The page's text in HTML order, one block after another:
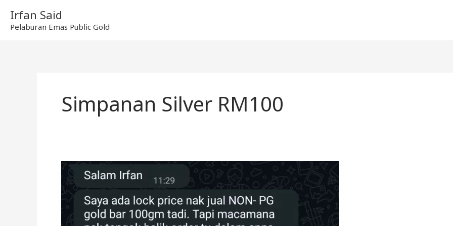
content
Irfan Said
Pelaburan Emas Public Gold
Simpanan Silver RM100
Selesai
Urusan
Jual
Emas
&